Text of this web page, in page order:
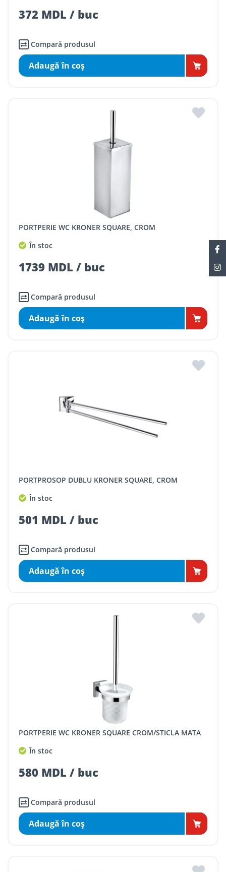
372 MDL / buc
Compară produsul
Adaugă în coş
PORTPERIE WC KRONER SQUARE, CROM
În stoc
1739 MDL / buc
Compară produsul
Adaugă în coş
PORTPROSOP DUBLU KRONER SQUARE, CROM
În stoc
501 MDL / buc
Compară produsul
Adaugă în coş
PORTPERIE WC KRONER SQUARE CROM/STICLA MATA
În stoc
580 MDL / buc
Compară produsul
Adaugă în coş